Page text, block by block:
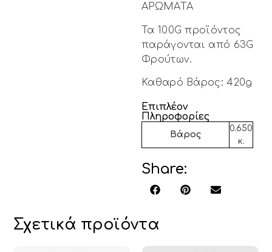
ΑΡΩΜΑΤΑ
Τα 100G προϊόντος
παράγονται από 63G
Φρούτων.
Καθαρό Βάρος: 420g
Επιπλέον
Πληροφορίες
Βάρος
0.650
κ.
Share:
Σχετικά προϊόντα